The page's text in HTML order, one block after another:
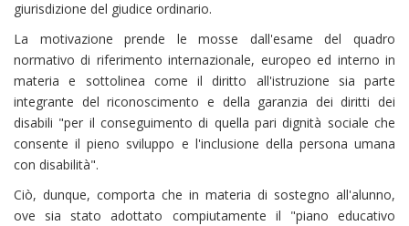
giurisdizione del giudice ordinario.
La motivazione prende le mosse dall'esame del quadro
normativo di riferimento internazionale, europeo ed interno in
materia e sottolinea come il diritto all'istruzione sia parte
integrante del riconoscimento e della garanzia dei diritti dei
disabili "per il conseguimento di quella pari dignità sociale che
consente il pieno sviluppo e l'inclusione della persona umana
con disabilità".
Ciò, dunque, comporta che in materia di sostegno all'alunno,
ove sia stato adottato compiutamente il "piano educativo